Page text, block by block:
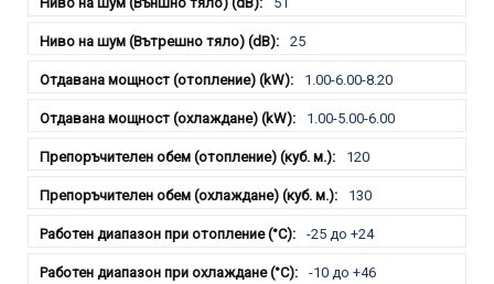
25
1.00-6.00-8.20
1.00-5.00-6.00
120
130
-25 до +24
-10 до +46